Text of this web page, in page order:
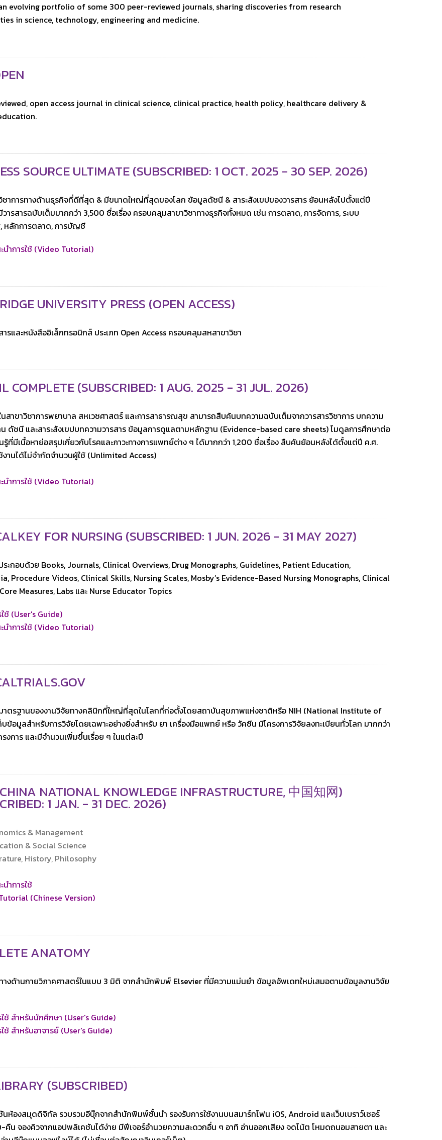
evolving portfolio of some 300 peer-reviewed journals, sharing discoveries from research
in science, technology, engineering and medicine.
open access journal in clinical science, clinical practice, health policy, healthcare delivery &
SOURCE ULTIMATE (SUBSCRIBED: 1 OCT. 2025 - 30 SEP. 2026)
าการทางด้านธุรกิจที่ดีที่สุด & มีขนาดใหญ่ที่สุดของโลก ข้อมูลดัชนี & สาระสังเขปของวารสาร ย้อนหลังไปตั้งแต่ปี
วารสารฉบับเต็มมากกว่า 3,500 ชื่อเรื่อง ครอบคลุมสาขาวิชาทางธุรกิจทั้งหมด เช่น การตลาด, การจัดการ, ระบบ
หลักการตลาด, การบัญชี
นำการใช้ (Video Tutorial)
UNIVERSITY PRESS (OPEN ACCESS)
ารและหนังสืออิเล็กทรอนิกส์ ประเภท Open Access ครอบคลุมสหสาขาวิชา
COMPLETE (SUBSCRIBED: 1 AUG. 2025 - 31 JUL. 2026)
สาขาวิชาการพยาบาล สหเวชศาสตร์ และการสาธารณสุข สามารถสืบค้นบทความฉบับเต็มจากวารสารวิชาการ บทความ
น ดัชนี และสาระสังเขปบทความวารสาร ข้อมูลการดูแลตามหลักฐาน (Evidence-based care sheets) โมดูลการศึกษาต่อ
รู้ที่มีเนื้อหาย่อสรุปเกี่ยวกับโรคและภาวะทางการแพทย์ต่าง ๆ ได้มากกว่า 1,200 ชื่อเรื่อง สืบค้นย้อนหลังได้ตั้งแต่ปี ค.ศ.
งานได้ไม่จำกัดจำนวนผู้ใช้ (Unlimited Access)
นำการใช้ (Video Tutorial)
FOR NURSING (SUBSCRIBED: 1 JUN. 2026 - 31 MAY 2027)
ะกอบด้วย Books, Journals, Clinical Overviews, Drug Monographs, Guidelines, Patient Education,
Procedure Videos, Clinical Skills, Nursing Scales, Mosby’s Evidence-Based Nursing Monographs, Clinical
Measures, Labs และ Nurse Educator Topics
ช้ (User's Guide)
นำการใช้ (Video Tutorial)
ตรฐานของงานวิจัยทางคลินิกที่ใหญ่ที่สุดในโลกที่ก่อตั้งโดยสถาบันสุขภาพแห่งชาติหรือ NIH (National Institute of
ข้อมูลสำหรับการวิจัยโดยเฉพาะอย่างยิ่งสำหรับ ยา เครื่องมือแพทย์ หรือ วัคซีน มีโครงการวิจัยลงทะเบียนทั่วโลก มากกว่า
งการ และมีจำนวนเพิ่มขึ้นเรื่อย ๆ ในแต่ละปี
NATIONAL KNOWLEDGE INFRASTRUCTURE, 中国知网)
1 JAN. - 31 DEC. 2026)
& Management
& Social Science
History, Philosophy
นำการใช้
(Chinese Version)
ANATOMY
งด้านกายวิภาคศาสตร์ในแบบ 3 มิติ จากสำนักพิมพ์ Elsevier ที่มีความแม่นยำ ข้อมูลอัพเดทใหม่เสมอตามข้อมูลงานวิจัย
ช้ สำหรับนักศึกษา (User's Guide)
ช้ สำหรับอาจารย์ (User's Guide)
(SUBSCRIBED)
ห้องสมุดดิจิทัล รวบรวมอีบุ๊กจากสำนักพิมพ์ชั้นนำ รองรับการใช้งานบนสมาร์ทโฟน iOS, Android และเว็บเบราว์เซอร์
คืน จองคิวจากแอปพลิเคชันได้ง่าย มีฟีเจอร์อำนวยความสะดวกอื่น ๆ อาทิ อ่านออกเสียง จดโน้ต โหมดถนอมสายตา และ